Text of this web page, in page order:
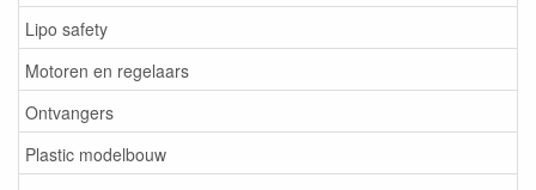
Lipo safety
Motoren en regelaars
Ontvangers
Plastic modelbouw